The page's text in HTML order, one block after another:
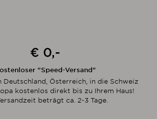
€ 0,-
"Speed-Versand"
Deutschland, Österreich, in die Schweiz
kostenlos direkt bis zu Ihrem Haus!
beträgt ca. 2-3 Tage.